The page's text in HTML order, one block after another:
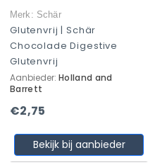
Merk: Schär
Glutenvrij | Schär
Chocolade Digestive
Glutenvrij
Aanbieder: Holland and
Barrett
€2,75
Bekijk bij aanbieder